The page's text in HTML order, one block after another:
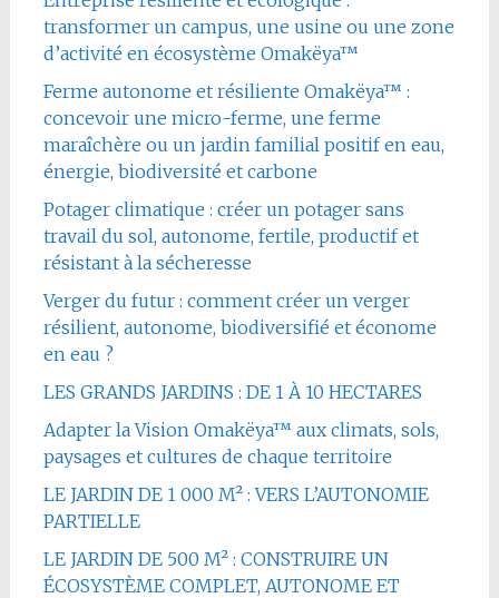
transformer un campus, une usine ou une zone
d’activité en écosystème Omakëya™
Ferme autonome et résiliente Omakëya™ :
concevoir une micro-ferme, une ferme
maraîchère ou un jardin familial positif en eau,
énergie, biodiversité et carbone
Potager climatique : créer un potager sans
travail du sol, autonome, fertile, productif et
résistant à la sécheresse
Verger du futur : comment créer un verger
résilient, autonome, biodiversifié et économe
en eau ?
LES GRANDS JARDINS : DE 1 À 10 HECTARES
Adapter la Vision Omakëya™ aux climats, sols,
paysages et cultures de chaque territoire
LE JARDIN DE 1 000 M² : VERS L’AUTONOMIE
PARTIELLE
LE JARDIN DE 500 M² : CONSTRUIRE UN
ÉCOSYSTÈME COMPLET, AUTONOME ET